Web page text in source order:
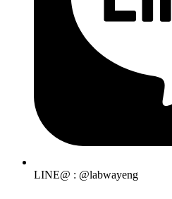
LINE@ : @labwayeng